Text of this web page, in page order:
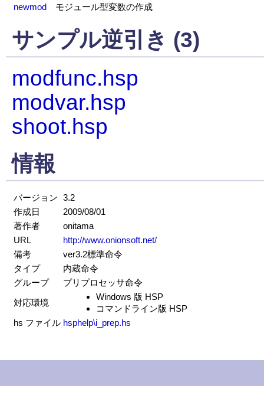
newmod
モジュール型変数の作成
サンプル逆引き (3)
modfunc.hsp
modvar.hsp
shoot.hsp
情報
バージョン 3.2
作成日
2009/08/01
著作者
onitama
URL
http://www.onionsoft.net/
備考
ver3.2標準命令
タイプ
内蔵命令
グループ
プリプロセッサ命令
対応環境
Windows 版 HSP
コマンドライン版 HSP
hs ファイル hsphelp\i_prep.hs